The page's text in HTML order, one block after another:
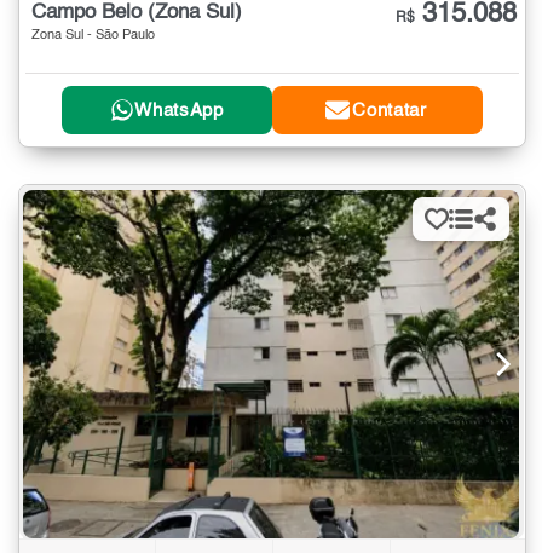
Campo Belo (Zona Sul)
Zona Sul - São Paulo
R$ 315.088
WhatsApp Contatar